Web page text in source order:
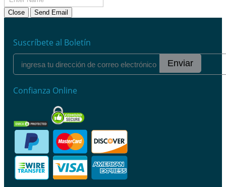
Close Send Email
Suscríbete al Boletín
Enviar
Confianza Online